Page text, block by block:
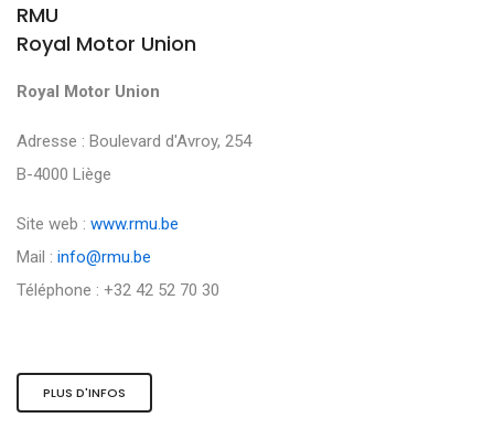
RMU
Royal Motor Union
Royal Motor Union
Adresse : Boulevard d'Avroy, 254
B-4000 Liège
Site web : www.rmu.be
Mail : info@rmu.be
Téléphone : +32 42 52 70 30
PLUS D'INFOS